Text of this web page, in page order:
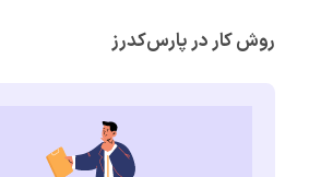
روش کار در پارس‌کدرز